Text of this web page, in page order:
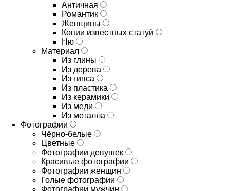
Античная
Романтик
Женщины
Копии известных статуй
Ню
Материал
Из глины
Из дерева
Из гипса
Из пластика
Из керамики
Из меди
Из металла
Фотографии
Чёрно-белые
Цветные
Фотографии девушек
Красивые фотографии
Фотографии женщин
Голые фотографии
Фотографии мужчин